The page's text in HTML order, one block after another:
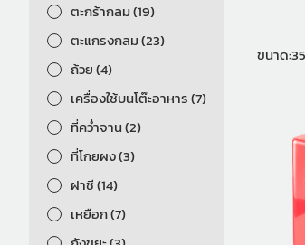
ตะกร้ากลม (19)
ตะแกรงกลม (23)
ถ้วย (4)
เครื่องใช้บนโต๊ะอาหาร (7)
ที่คว่ำจาน (2)
ที่โกยผง (3)
ฝาชี (14)
เหยือก (7)